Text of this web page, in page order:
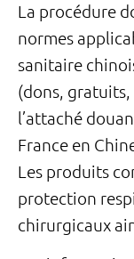
La procédure
normes
sanitaire
(dons,
l’attaché
France en
Les produits
protection
chirurgicaux